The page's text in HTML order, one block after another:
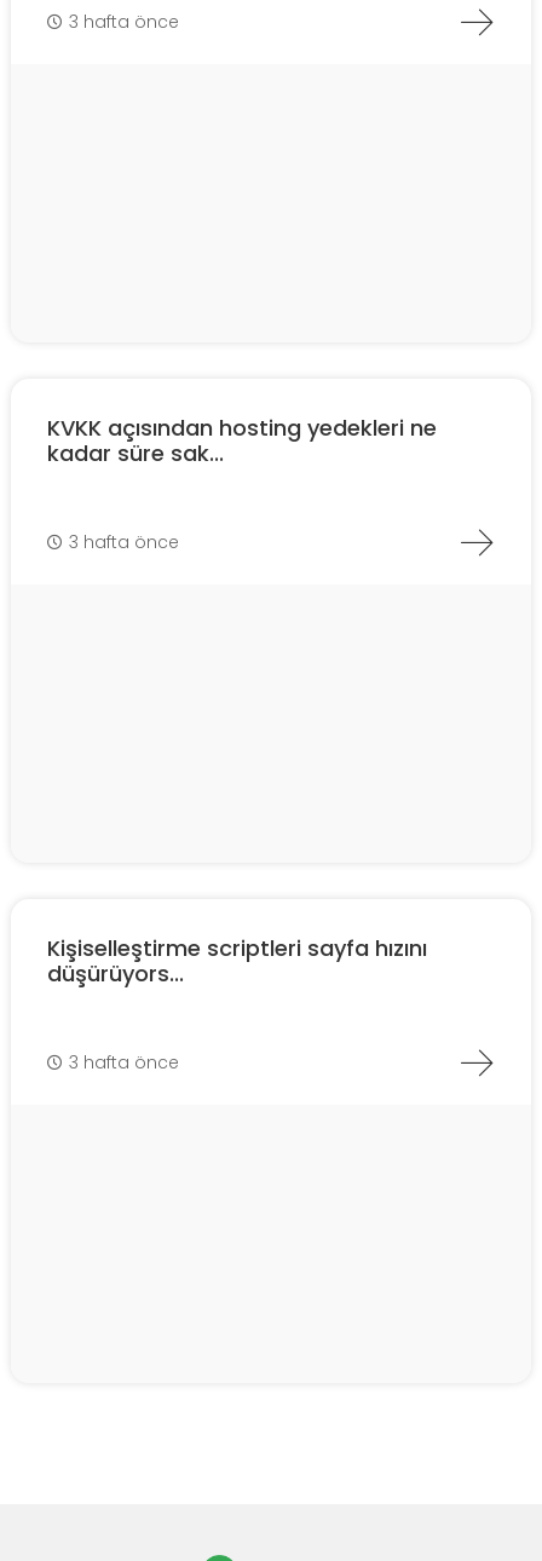
3 hafta önce
KVKK açısından hosting yedekleri ne
kadar süre sak...
3 hafta önce
Kişiselleştirme scriptleri sayfa hızını
düşürüyors...
3 hafta önce